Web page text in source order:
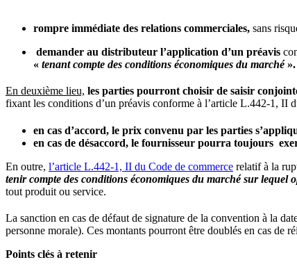
rompre immédiate des relations commerciales, sans
demander au distributeur l’application d’un préavis
« tenant compte des conditions économiques du marché».
En deuxième lieu, les parties pourront choisir de saisir
fixant les conditions d’un préavis conforme à l’article L.442-1, II
en cas d’accord, le prix convenu par les parties
en cas de désaccord, le fournisseur pourra toujours
En outre, l’article L.442-1, II du Code de commerce relatif à la
tenir compte des conditions économiques du marché sur lequel
tout produit ou service.
La sanction en cas de défaut de signature de la convention à la
personne morale). Ces montants pourront être doublés en cas de
Points clés à retenir